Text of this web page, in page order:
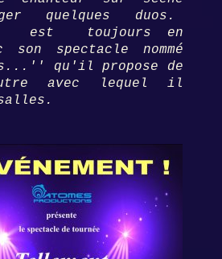
quelques duos.
est toujours en
son spectacle nommé
qu'il propose de
avec lequel il